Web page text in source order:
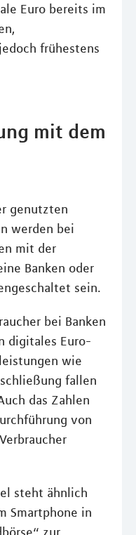
Euro bereits im
frühestens
mit dem
genutzten
werden bei
mit der
Banken oder
sein.
bei Banken
digitales Euro-
wie
fallen
das Zahlen
von
steht ähnlich
Smartphone in